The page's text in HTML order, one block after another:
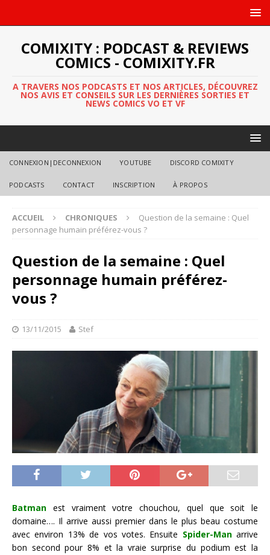
COMIXITY : PODCAST & REVIEWS
COMICS - COMIXITY.FR
A TRAVERS NOS PODCASTS ET NOS ARTICLES, DÉCOUVREZ
NOS AVIS ET CONSEILS SUR LES DERNIÈRES SORTIES ET
NEWS COMICS VO ET VF
CONNEXION|DECONNEXION YOUTUBE DISCORD COMIXITY
PODCASTS CONTACT INSCRIPTION À PROPOS
ACCUEIL CHRONIQUES
Question de la semaine : Quel
personnage humain préférez-vous ?
Question de la semaine : Quel
personnage humain préférez-
vous ?
13/11/2015 Stef
Batman est vraiment votre chouchou, quel que soit le
domaine…. Il arrive aussi premier dans le plus beau costume
avec environ 13% de vos votes. Ensuite Spider-Manarrive
bon second pour 8% et la vraie surprise du podium est la